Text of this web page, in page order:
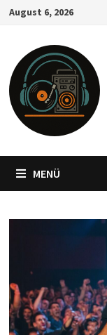
Zum
springen
August 6, 2026
MENÜ